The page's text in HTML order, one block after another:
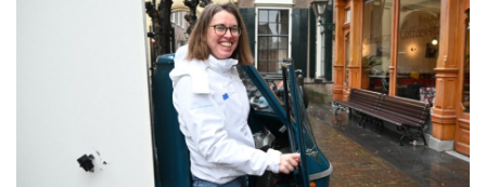
De ochtend van Sleutelstad
uur 1 van 0 Volgend uur